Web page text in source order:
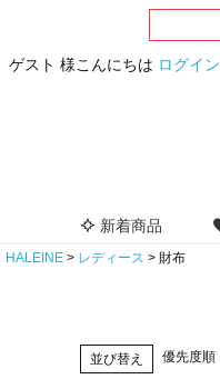
ゲスト 様こんにちは ログイン
新着商品
HALEINE レディース 財布
並び替え 優先度順